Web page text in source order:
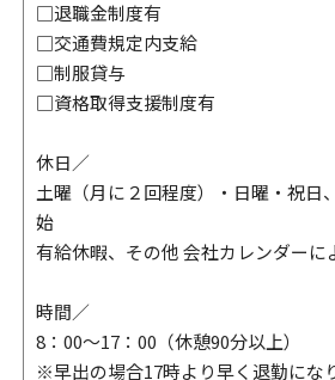
□退職金制度有
□交通費規定内支給
□制服貸与
□資格取得支援制度有
休日／
土曜（月に２回程度）・日曜・祝日
始
有給休暇、その他 会社カレンダーに
時間／
8：00～17：00（休憩90分以上）
※早出の場合17時より早く退勤にな